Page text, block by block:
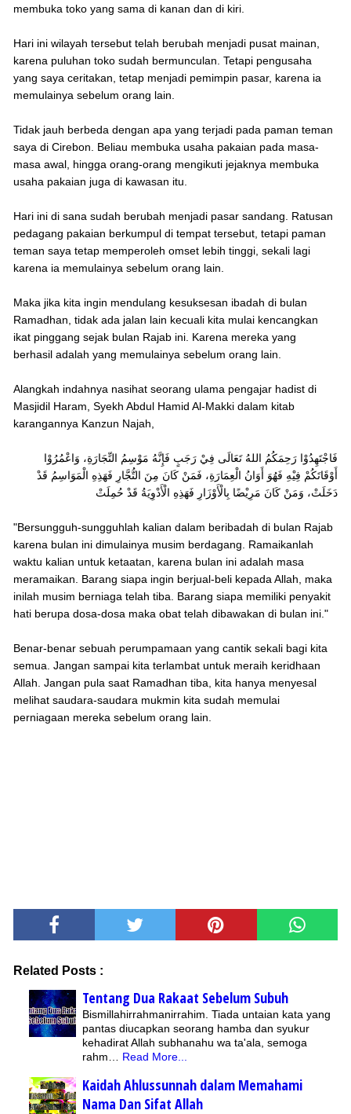
membuka toko yang sama di kanan dan di kiri.
Hari ini wilayah tersebut telah berubah menjadi pusat mainan,
karena puluhan toko sudah bermunculan. Tetapi pengusaha
yang saya ceritakan, tetap menjadi pemimpin pasar, karena ia
memulainya sebelum orang lain.
Tidak jauh berbeda dengan apa yang terjadi pada paman teman
saya di Cirebon. Beliau membuka usaha pakaian pada masa-
masa awal, hingga orang-orang mengikuti jejaknya membuka
usaha pakaian juga di kawasan itu.
Hari ini di sana sudah berubah menjadi pasar sandang. Ratusan
pedagang pakaian berkumpul di tempat tersebut, tetapi paman
teman saya tetap memperoleh omset lebih tinggi, sekali lagi
karena ia memulainya sebelum orang lain.
Maka jika kita ingin mendulang kesuksesan ibadah di bulan
Ramadhan, tidak ada jalan lain kecuali kita mulai kencangkan
ikat pinggang sejak bulan Rajab ini. Karena mereka yang
berhasil adalah yang memulainya sebelum orang lain.
Alangkah indahnya nasihat seorang ulama pengajar hadist di
Masjidil Haram, Syekh Abdul Hamid Al-Makki dalam kitab
karangannya Kanzun Najah,
فَاجْتَهِدُوْا رَحِمَكُمُ اللهُ تَعَالَى فِيْ رَجَبٍ فَإِنَّهُ مَوْسِمُ التِّجَارَةِ، وَاعْمُرُوْا
أَوْقَاتَكُمْ فِيْهِ فَهُوَ أَوَانُ الْعِمَارَةِ، فَمَنْ كَانَ مِنَ التُّجَّارِ فَهَذِهِ الْمَوَاسِمُ قَدْ
دَخَلَتْ، وَمَنْ كَانَ مَرِيْضًا بِالْأَوْزَارِ فَهَذِهِ الْأَدْوِيَةُ قَدْ حُمِلَتْ
"Bersungguh-sungguhlah kalian dalam beribadah di bulan Rajab
karena bulan ini dimulainya musim berdagang. Ramaikanlah
waktu kalian untuk ketaatan, karena bulan ini adalah masa
meramaikan. Barang siapa ingin berjual-beli kepada Allah, maka
inilah musim berniaga telah tiba. Barang siapa memiliki penyakit
hati berupa dosa-dosa maka obat telah dibawakan di bulan ini."
Benar-benar sebuah perumpamaan yang cantik sekali bagi kita
semua. Jangan sampai kita terlambat untuk meraih keridhaan
Allah. Jangan pula saat Ramadhan tiba, kita hanya menyesal
melihat saudara-saudara mukmin kita sudah memulai
perniagaan mereka sebelum orang lain.
Related Posts :
Tentang Dua Rakaat Sebelum Subuh
Bismillahirrahmanirrahim. Tiada untaian kata yang
pantas diucapkan seorang hamba dan syukur
kehadirat Allah subhanahu wa ta'ala, semoga
rahm… Read More...
Kaidah Ahlussunnah dalam Memahami
Nama Dan Sifat Allah